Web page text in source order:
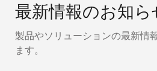
最新情報のお知
製品やソリューションの最新情
ます。